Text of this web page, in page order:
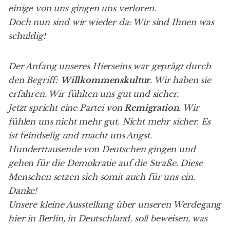
einige von uns gingen uns verloren.
Doch nun sind wir wieder da: Wir sind Ihnen was
schuldig!
Der Anfang unseres Hierseins war geprägt durch
den Begriff: Willkommenskultur. Wir haben sie
erfahren. Wir fühlten uns gut und sicher.
Jetzt spricht eine Partei von Remigration. Wir
fühlen uns nicht mehr gut. Nicht mehr sicher. Es
ist feindselig und macht uns Angst.
Hunderttausende von Deutschen gingen und
gehen für die Demokratie auf die Straße. Diese
Menschen setzen sich somit auch für uns ein.
Danke!
Unsere kleine Ausstellung über unseren Werdegang
hier in Berlin, in Deutschland, soll beweisen, was